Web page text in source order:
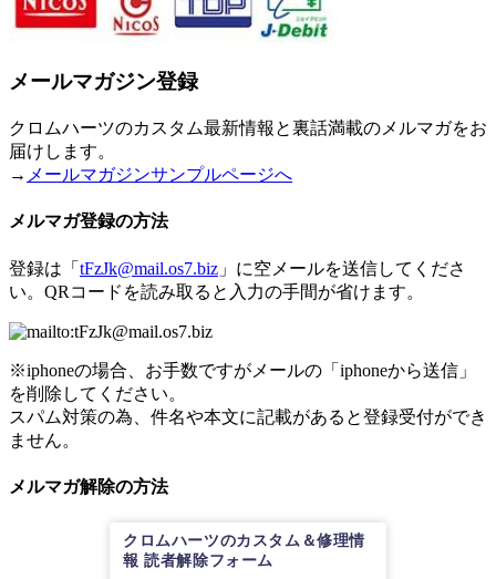
メールマガジン登録
クロムハーツのカスタム最新情報と裏話満載のメルマガをお
届けします。
→ メールマガジンサンプルページへ
メルマガ登録の方法
登録は「 tFzJk@mail.os7.biz 」に空メールを送信してくださ
い。QRコードを読み取ると入力の手間が省けます。
※iphoneの場合、お手数ですがメールの「iphoneから送信」
を削除してください。
スパム対策の為、件名や本文に記載があると登録受付ができ
ません。
メルマガ解除の方法
クロムハーツのカスタム＆修理情
報 読者解除フォーム